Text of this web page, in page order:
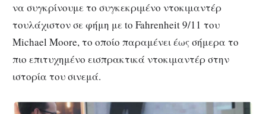
να συγκρίνουμε το συγκεκριμένο ντοκιμαντέρ
τουλάχιστον σε φήμη με to Fahrenheit 9/11 του
Μichael Moore, το οποίο παραμένει έως σήμερα το
πιο επιτυχημένο εισπρακτικά ντοκιμαντέρ στην
ιστορία του σινεμά.